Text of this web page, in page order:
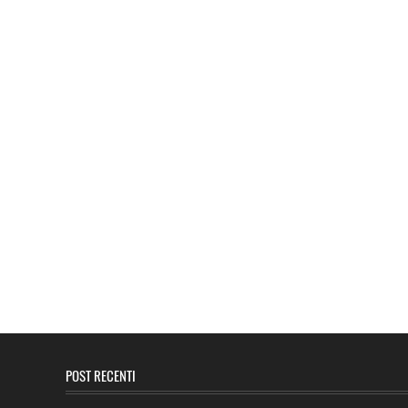
POST RECENTI